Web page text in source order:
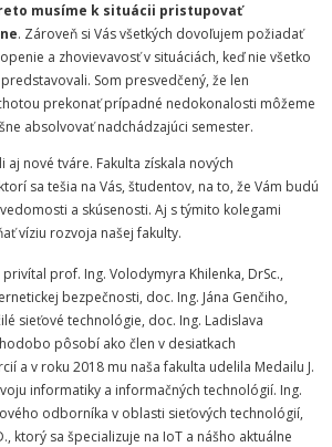
musíme k situácii pristupovať
. Zároveň si Vás všetkých dovoľujem požiadať
a zhovievavosť v situáciách, keď nie všetko
Som presvedčený, že len
prekonať prípadné nedokonalosti môžeme
absolvovať nadchádzajúci semester.
nové tváre. Fakulta získala nových
sa tešia na Vás, študentov, na to, že Vám budú
a skúsenosti. Aj s týmito kolegami
víziu rozvoja našej fakulty.
prof. Ing. Volodymyra Khilenka, DrSc.,
bezpečnosti, doc. Ing. Jána Genčiho,
sieťové technológie, doc. Ing. Ladislava
pôsobí ako člen v desiatkach
a v roku 2018 mu naša fakulta udelila Medailu J.
informatiky a informačných technológií. Ing.
odborníka v oblasti sieťových technológií,
ktorý sa špecializuje na IoT a nášho aktuálne